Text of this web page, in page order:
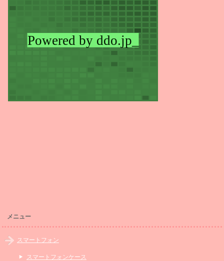
メニュー
スマートフォン
スマートフォンケース